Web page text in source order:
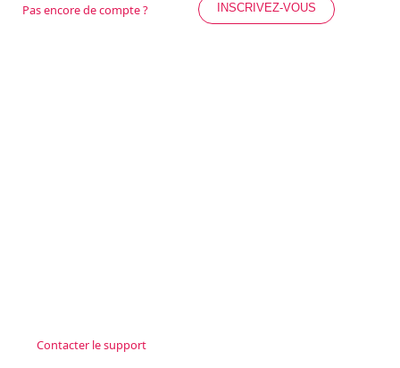
Pas encore de compte ? INSCRIVEZ-VOUS
Contacter le support